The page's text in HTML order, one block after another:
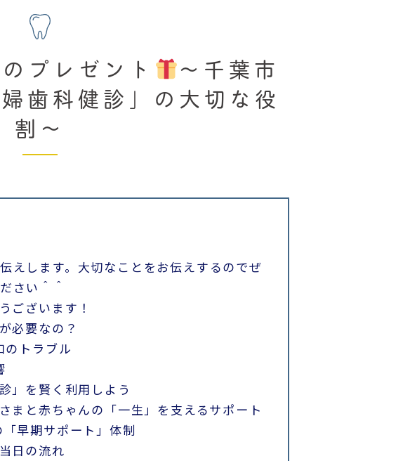
プレゼント
〜千葉市
歯科健診」の大切な役
割〜
えします。大切なことをお伝えするのでぜ
さい＾＾
ございます！
必要なの？
のトラブル
」を賢く利用しよう
まと赤ちゃんの「一生」を支えるサポート
早期サポート」体制
日の流れ